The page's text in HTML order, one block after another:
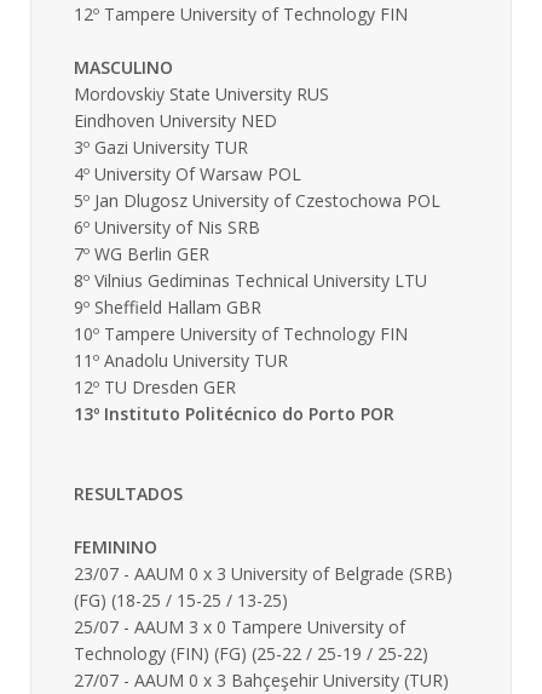
12º Tampere University of Technology FIN
MASCULINO
Mordovskiy State University RUS
Eindhoven University NED
3º Gazi University TUR
4º University Of Warsaw POL
5º Jan Dlugosz University of Czestochowa POL
6º University of Nis SRB
7º WG Berlin GER
8º Vilnius Gediminas Technical University LTU
9º Sheffield Hallam GBR
10º Tampere University of Technology FIN
11º Anadolu University TUR
12º TU Dresden GER
13º Instituto Politécnico do Porto POR
RESULTADOS
FEMININO
23/07 - AAUM 0 x 3 University of Belgrade (SRB)
(FG) (18-25 / 15-25 / 13-25)
25/07 - AAUM 3 x 0 Tampere University of
Technology (FIN) (FG) (25-22 / 25-19 / 25-22)
27/07 - AAUM 0 x 3 Bahçeşehir University (TUR)